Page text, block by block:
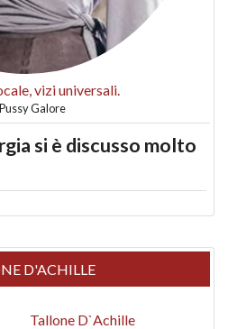
vizi universali.
Pussy Galore
si è discusso molto
D'ACHILLE
Tallone D`Achille